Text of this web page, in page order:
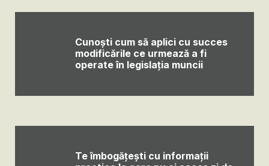
Cunoști cum să aplici cu succes
modificările ce urmează a fi
operate în legislația muncii
Te îmbogățești cu informații